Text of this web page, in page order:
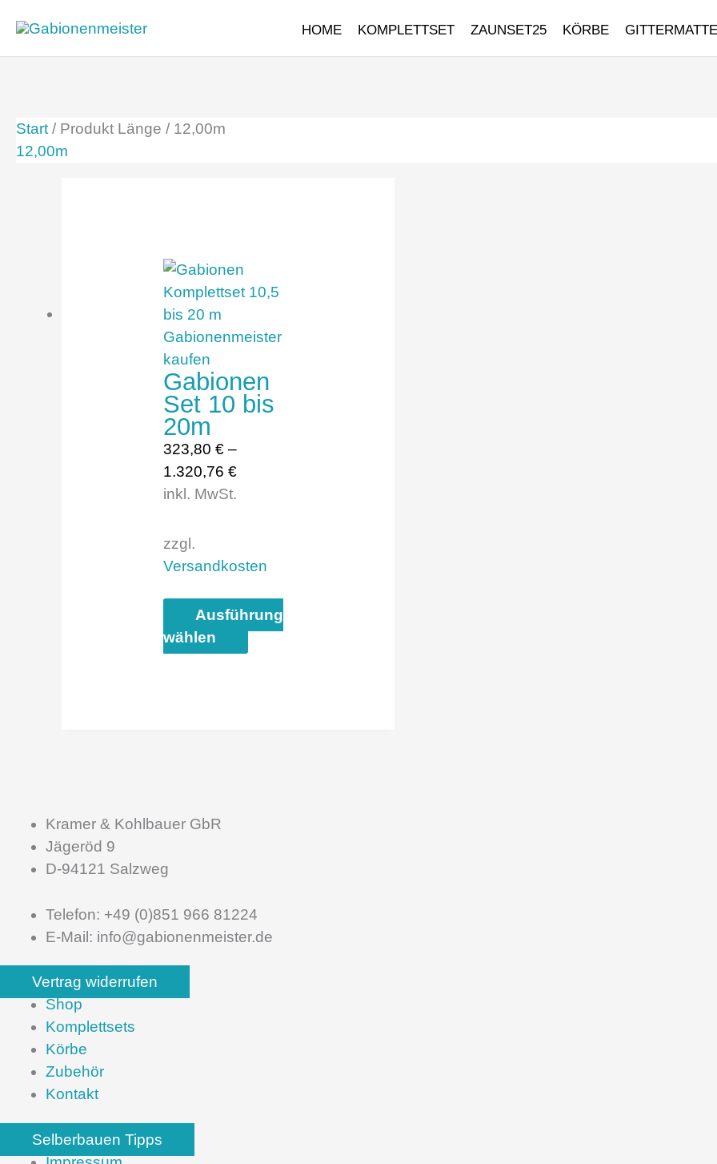
Inhalt
springen
HOME KOMPLETTSET ZAUNSET25 KÖRBE
Start / Produkt Länge / 12,00m
12,00m
Gabionen
Set 10 bis
20m
323,80 €–
1.320,76 €
inkl. MwSt.
zzgl.
Versandkosten
Ausführung
wählen
auf.
Optionen
auf
der
Kramer & Kohlbauer GbR
Jägeröd 9
D-94121 Salzweg
Telefon: +49 (0)851 966 81224
E-Mail: info@gabionenmeister.de
Vertrag widerrufen
Shop
Komplettsets
Körbe
Zubehör
Kontakt
Selberbauen Tipps